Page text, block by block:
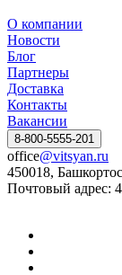
О компании
Новости
Блог
Партнеры
Доставка
Контакты
Вакансии
8-800-5555-201
office@vitsyan.ru
450018,
Почтовый адрес: